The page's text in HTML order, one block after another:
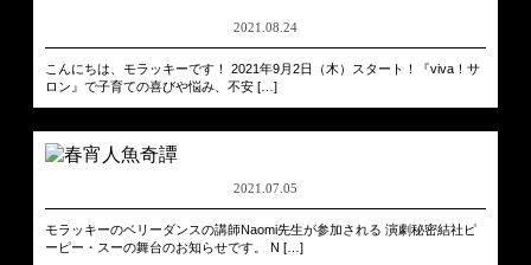
2021.08.24
こんにちは、モラッキーです！ 2021年9月2日（木）スタート！『viva！サ
ロン』で子育ての喜びや悩み、不安 […]
2021.07.05
モラッキーのベリーダンスの講師Naomi先生が参加される 演劇秘密結社ピ
ーピー・スーの舞台のお知らせです。 N […]